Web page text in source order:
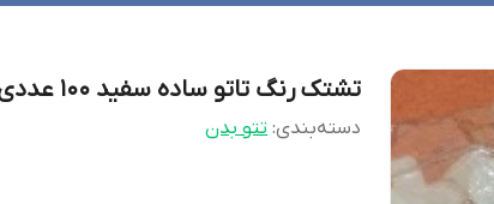
تشتک رنگ تاتو ساده سفید 100 عددی
دسته‌بندی:تتو بدن